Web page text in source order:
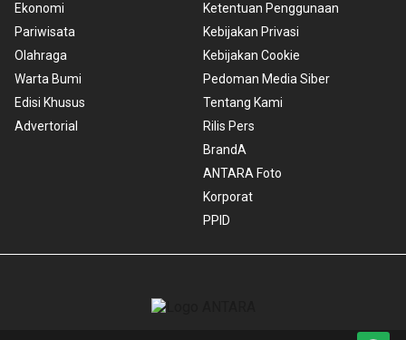
Ekonomi
Pariwisata
Olahraga
Warta Bumi
Edisi Khusus
Advertorial
Ketentuan Penggunaan
Kebijakan Privasi
Kebijakan Cookie
Pedoman Media Siber
Tentang Kami
Rilis Pers
BrandA
ANTARA Foto
Korporat
PPID